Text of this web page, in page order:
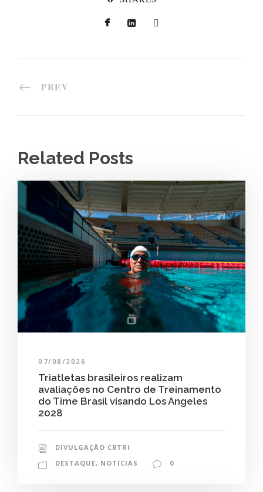
PREV
Related Posts
07/08/2026
Triatletas brasileiros realizam
avaliações no Centro de Treinamento
do Time Brasil visando Los Angeles
2028
DIVULGAÇÃO CBTRI
DESTAQUE, NOTÍCIAS 0